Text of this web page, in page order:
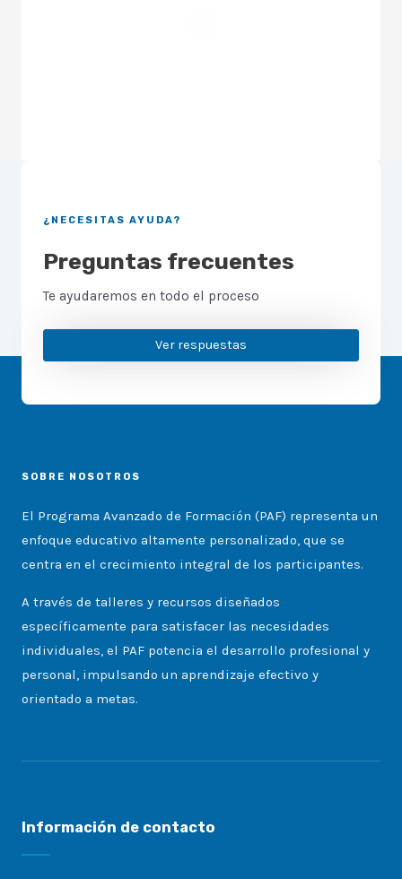
¿NECESITAS AYUDA?
Preguntas frecuentes
Te ayudaremos en todo el proceso
Ver respuestas
SOBRE NOSOTROS
El Programa Avanzado de Formación (PAF) representa un
enfoque educativo altamente personalizado, que se
centra en el crecimiento integral de los participantes.
A través de talleres y recursos diseñados
específicamente para satisfacer las necesidades
individuales, el PAF potencia el desarrollo profesional y
personal, impulsando un aprendizaje efectivo y
orientado a metas.
Información de contacto